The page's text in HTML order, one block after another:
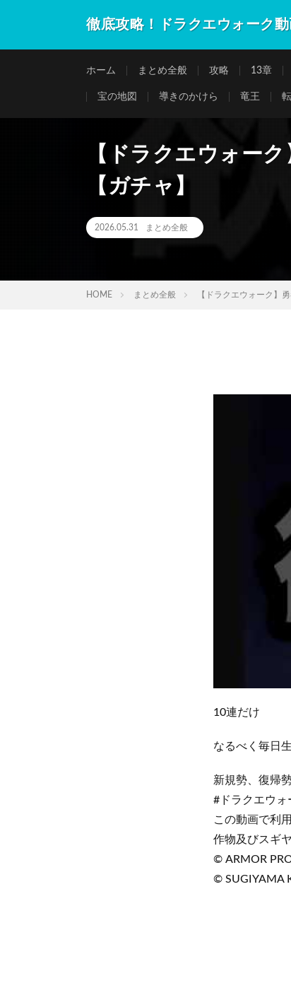
徹底攻略！ドラクエウォーク
ホーム まとめ全般 攻略 13章
宝の地図 導きのかけら 竜王
【ドラクエウォー
【ガチャ】
2026.05.31 まとめ全般
HOME まとめ全般 【ドラクエウォーク】
10連だけ
なるべく毎日
新規勢、復帰
#ドラクエウ
この動画で利
作物及びスギ
© ARMOR
© SUGIYAMA